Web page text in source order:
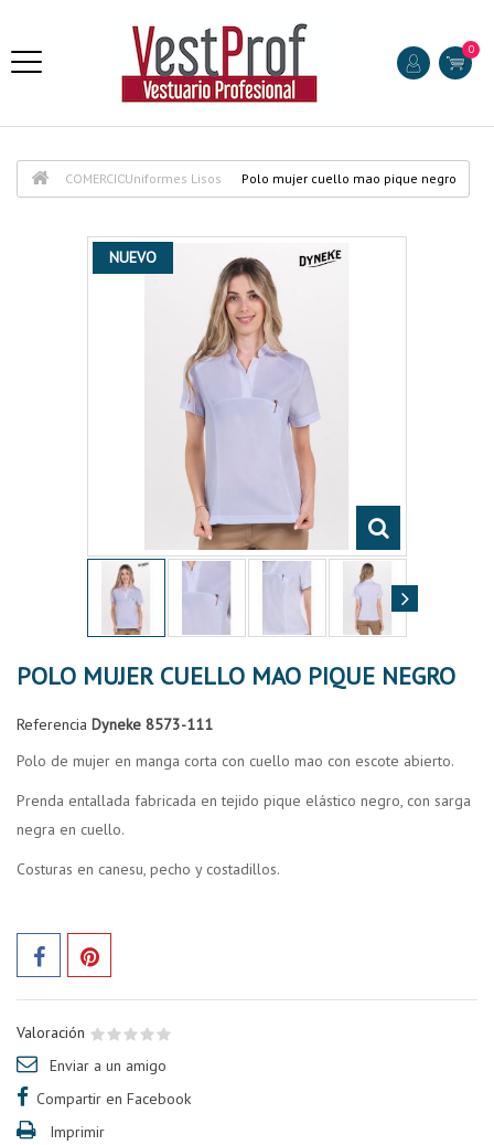
0
COMERCIOUniformes Lisos Polo mujer cuello mao pique negro
NUEVO
POLO MUJER CUELLO MAO PIQUE NEGRO
Referencia Dyneke 8573-111
Polo de mujer en manga corta con cuello mao con escote abierto.
Prenda entallada fabricada en tejido pique elástico negro, con sarga
negra en cuello.
Costuras en canesu, pecho y costadillos.
Valoración
Enviar a un amigo
Compartir en Facebook
Imprimir